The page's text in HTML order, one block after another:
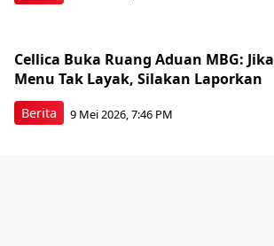
Berita
Cellica Buka Ruang Aduan MBG: Jika
Menu Tak Layak, Silakan Laporkan
9 Mei 2026, 7:46 PM